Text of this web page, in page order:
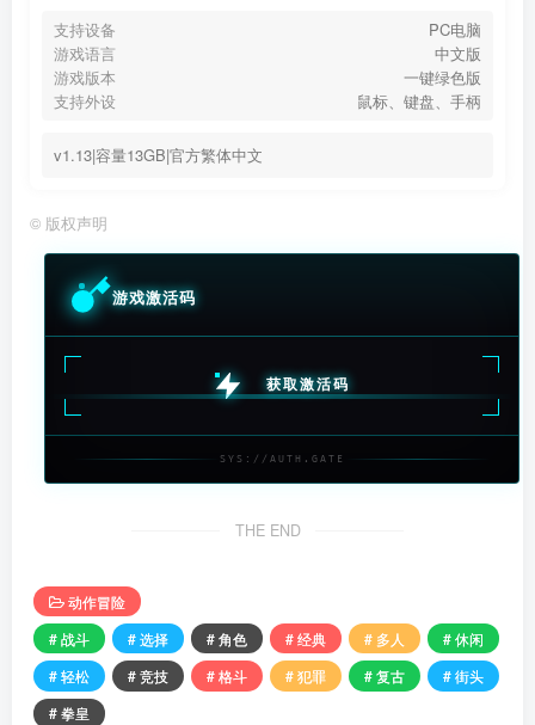
支持设备
PC电脑
游戏语言
中文版
游戏版本
一键绿色版
支持外设
鼠标、键盘、手柄
v1.13|容量13GB|官方繁体中文
© 版权声明
游戏激活码
获取激活码
SYS://AUTH.GATE
THE END
动作冒险
# 战斗
# 选择 # 角色 # 经典 # 多人
# 休闲
# 轻松
# 竞技 # 格斗 # 犯罪 # 复古
# 街头
# 拳皇